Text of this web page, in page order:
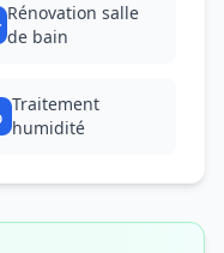
Rénovation salle
de bain
Traitement
humidité